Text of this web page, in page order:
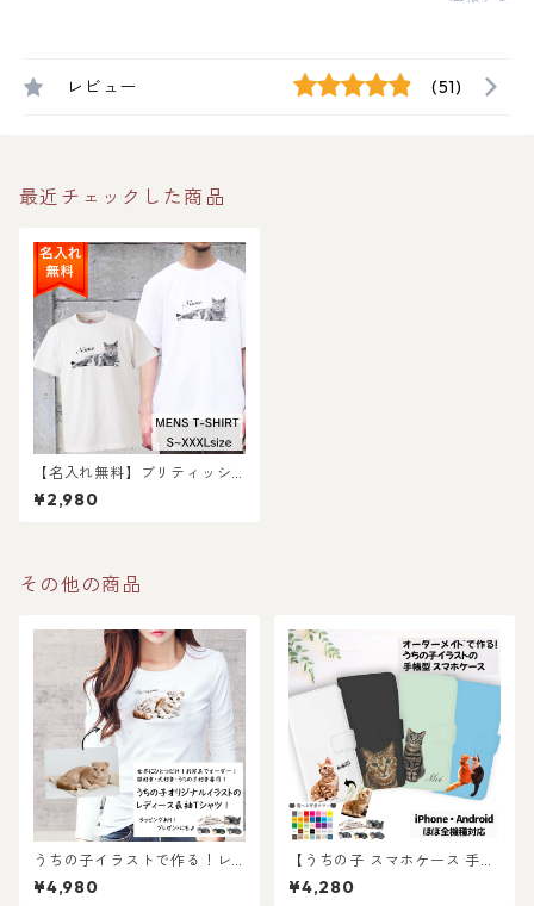
レビュー (51)
最近チェックした商品
【名入れ無料】ブリティッシ
ュショートヘア 猫 の メンズ T
シャツ / 猫好きさんへのギフ
¥2,980
その他の商品
うちの子イラストで作る！レ
ディース長袖Tシャツ！猫好
き・犬好き・うちの子好き専
¥4,980
【うちの子 スマホケース 手帳
型】愛猫・愛犬のお写真から
オリジナルイラストイラスト
¥4,280